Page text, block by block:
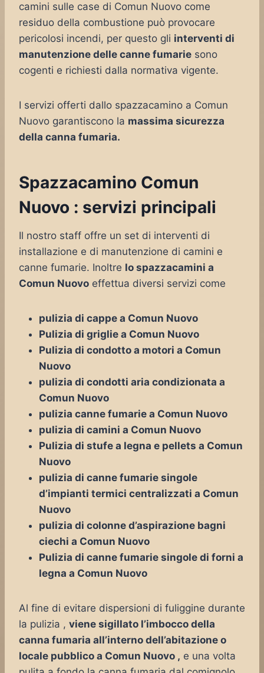
camini sulle case di Comun Nuovo come
residuo della combustione può provocare
pericolosi incendi, per questo gli interventi di
manutenzione delle canne fumarie sono
cogenti e richiesti dalla normativa vigente.
I servizi offerti dallo spazzacamino a Comun
Nuovo garantiscono la massima sicurezza
della canna fumaria.
Spazzacamino Comun
Nuovo : servizi principali
Il nostro staff offre un set di interventi di
installazione e di manutenzione di camini e
canne fumarie. Inoltre lo spazzacamini a
Comun Nuovo effettua diversi servizi come
pulizia di cappe a Comun Nuovo
Pulizia di griglie a Comun Nuovo
Pulizia di condotto a motori a Comun
Nuovo
pulizia di condotti aria condizionata a
Comun Nuovo
pulizia canne fumarie a Comun Nuovo
pulizia di camini a Comun Nuovo
Pulizia di stufe a legna e pellets a Comun
Nuovo
pulizia di canne fumarie singole
d’impianti termici centralizzati a Comun
Nuovo
pulizia di colonne d’aspirazione bagni
ciechi a Comun Nuovo
Pulizia di canne fumarie singole di forni a
legna a Comun Nuovo
Al fine di evitare dispersioni di fuliggine durante
la pulizia , viene sigillato l’imbocco della
canna fumaria all’interno dell’abitazione o
locale pubblico a Comun Nuovo , e una volta